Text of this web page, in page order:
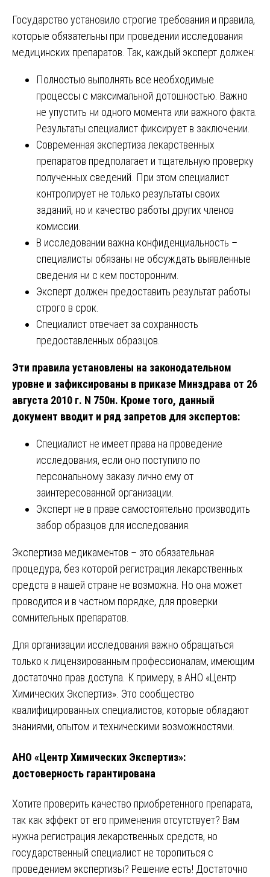
Государство установило строгие требования и правила,
которые обязательны при проведении исследования
медицинских препаратов. Так, каждый эксперт должен:
Полностью выполнять все необходимые
процессы с максимальной дотошностью. Важно
не упустить ни одного момента или важного факта.
Результаты специалист фиксирует в заключении.
Современная экспертиза лекарственных
препаратов предполагает и тщательную проверку
полученных сведений. При этом специалист
контролирует не только результаты своих
заданий, но и качество работы других членов
комиссии.
В исследовании важна конфиденциальность –
специалисты обязаны не обсуждать выявленные
сведения ни с кем посторонним.
Эксперт должен предоставить результат работы
строго в срок.
Специалист отвечает за сохранность
предоставленных образцов.
Эти правила установлены на законодательном
уровне и зафиксированы в приказе Минздрава от 26
августа 2010 г. N 750н. Кроме того, данный
документ вводит и ряд запретов для экспертов:
Специалист не имеет права на проведение
исследования, если оно поступило по
персональному заказу лично ему от
заинтересованной организации.
Эксперт не в праве самостоятельно производить
забор образцов для исследования.
Экспертиза медикаментов – это обязательная
процедура, без которой регистрация лекарственных
средств в нашей стране не возможна. Но она может
проводится и в частном порядке, для проверки
сомнительных препаратов.
Для организации исследования важно обращаться
только к лицензированным профессионалам, имеющим
достаточно прав доступа. К примеру, в АНО «Центр
Химических Экспертиз». Это сообщество
квалифицированных специалистов, которые обладают
знаниями, опытом и техническими возможностями.
АНО «Центр Химических Экспертиз»:
достоверность гарантирована
Хотите проверить качество приобретенного препарата,
так как эффект от его применения отсутствует? Вам
нужна регистрация лекарственных средств, но
государственный специалист не торопиться с
проведением экспертизы? Решение есть! Достаточно